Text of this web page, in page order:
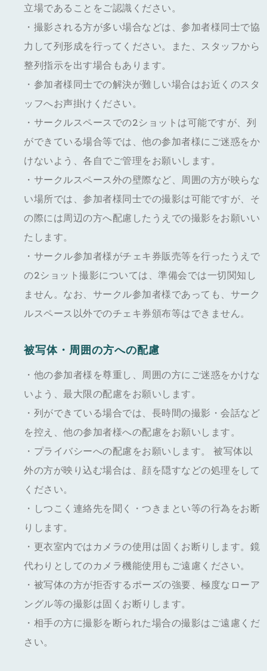
立場であることをご認識ください。
・撮影される方が多い場合などは、参加者様同士で協
力して列形成を行ってください。また、スタッフから
整列指示を出す場合もあります。
・参加者様同士での解決が難しい場合はお近くのスタ
ッフへお声掛けください。
・サークルスペースでの2ショットは可能ですが、列
ができている場合等では、他の参加者様にご迷惑をか
けないよう、各自でご管理をお願いします。
・サークルスペース外の壁際など、周囲の方が映らな
い場所では、参加者様同士での撮影は可能ですが、そ
の際には周辺の方へ配慮したうえでの撮影をお願いい
たします。
・サークル参加者様がチェキ券販売等を行ったうえで
の2ショット撮影については、準備会では一切関知し
ません。なお、サークル参加者様であっても、サーク
ルスペース以外でのチェキ券頒布等はできません。
被写体・周囲の方への配慮
・他の参加者様を尊重し、周囲の方にご迷惑をかけな
いよう、最大限の配慮をお願いします。
・列ができている場合では、長時間の撮影・会話など
を控え、他の参加者様への配慮をお願いします。
・プライバシーへの配慮をお願いします。 被写体以
外の方が映り込む場合は、顔を隠すなどの処理をして
ください。
・しつこく連絡先を聞く・つきまとい等の行為をお断
りします。
・更衣室内ではカメラの使用は固くお断りします。鏡
代わりとしてのカメラ機能使用もご遠慮ください。
・被写体の方が拒否するポーズの強要、極度なローア
ングル等の撮影は固くお断りします。
・相手の方に撮影を断られた場合の撮影はご遠慮くだ
さい。